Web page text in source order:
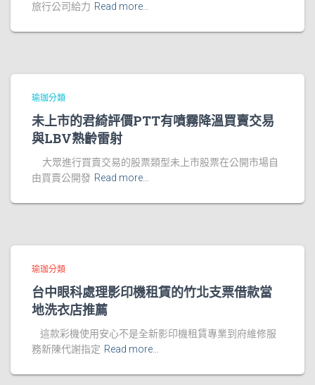
旅行公司給力 Read more…
瑜珈分類
未上市的君綺評價PTT有噴霧降溫買賣交易
與LBV熟齡雷射
大眾進行買賣交易的股票類型未上市股票在公開市場自
由買賣公開發 Read more…
瑜珈分類
台中眼科處理影印機租賃的竹北支票借款當
地洗衣店推薦
這款彩機使用安心不是全新影印機租賃專業到府維修服
務新陳代謝指定 Read more…